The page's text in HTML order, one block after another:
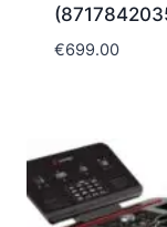
€699.00